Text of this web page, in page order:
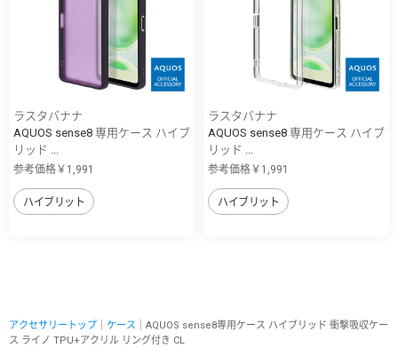
ラスタバナナ
AQUOS sense8 専用ケース ハイブ
リッド ...
参考価格￥1,991
ハイブリット
ラスタバナナ
AQUOS sense8 専用ケース ハイブ
リッド ...
参考価格￥1,991
ハイブリット
アクセサリートップ ケース ｜AQUOS sense8専用ケース ハイブリッド 衝撃吸収ケー
ス ライノ TPU+アクリル リング付き CL